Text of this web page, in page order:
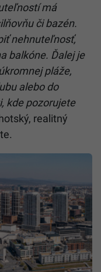
má
či bazén.
nehnuteľnosť,
balkóne. Ďalej je
pláže,
alebo do
kde pozorujete
realitný